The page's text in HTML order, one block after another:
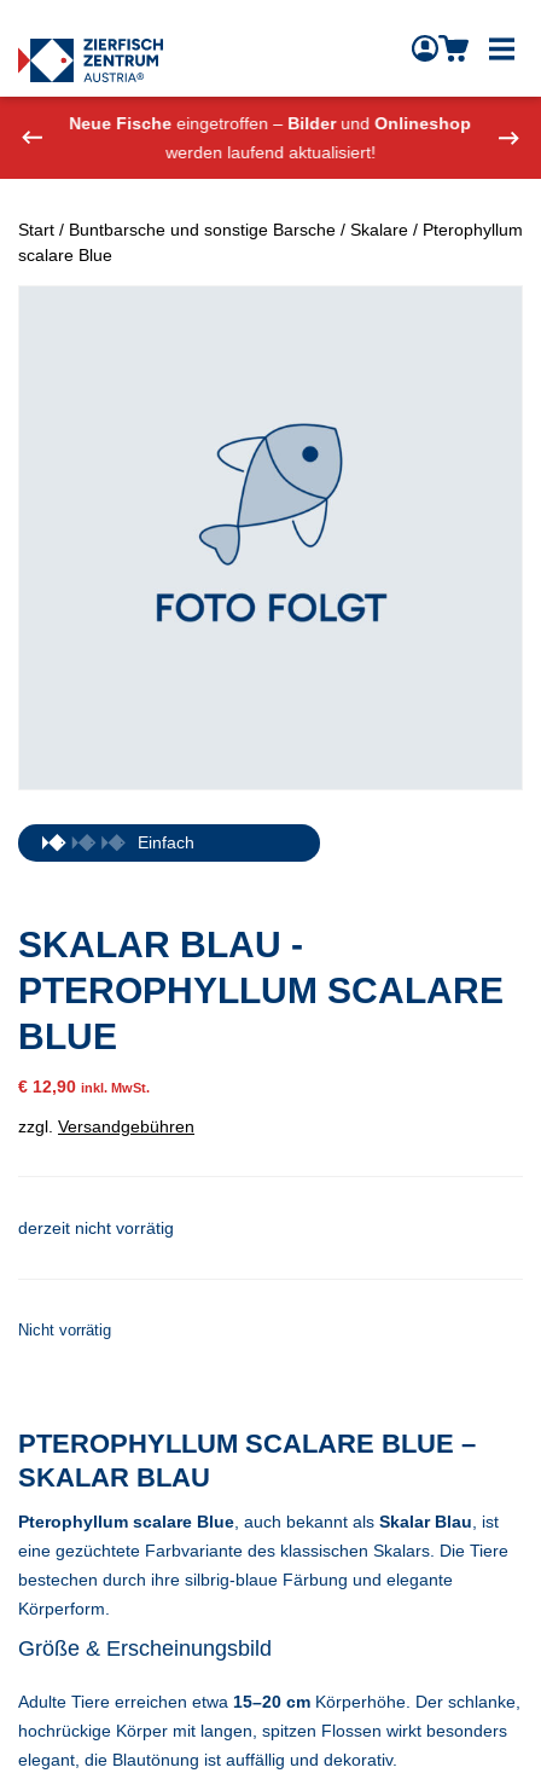
Zierfisch Aquarium Austria
Neue Fische eingetroffen – BilderundOnlineshop
werden laufend aktualisiert!
Start / Buntbarsche und sonstige Barsche / Skalare / Pterophyllum
scalare Blue
Einfach
SKALAR BLAU -
PTEROPHYLLUM SCALARE
BLUE
€ 12,90 inkl. MwSt.
zzgl. Versandgebühren
derzeit nicht vorrätig
Nicht vorrätig
PTEROPHYLLUM SCALARE BLUE –
SKALAR BLAU
Pterophyllum scalare Blue , auch bekannt als Skalar Blau , ist
eine gezüchtete Farbvariante des klassischen Skalars. Die Tiere
bestechen durch ihre silbrig-blaue Färbung und elegante
Körperform.
Größe & Erscheinungsbild
Adulte Tiere erreichen etwa 15–20 cm Körperhöhe. Der schlanke,
hochrückige Körper mit langen, spitzen Flossen wirkt besonders
elegant, die Blautönung ist auffällig und dekorativ.